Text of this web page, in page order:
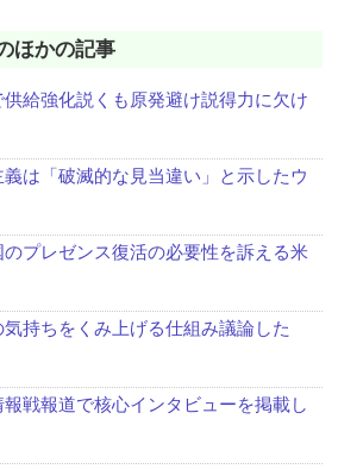
ほかの記事
給強化説くも原発避け説得力に欠け
は「破滅的な見当違い」と示したウ
プレゼンス復活の必要性を訴える米
持ちをくみ上げる仕組み議論した
戦報道で核心インタビューを掲載し